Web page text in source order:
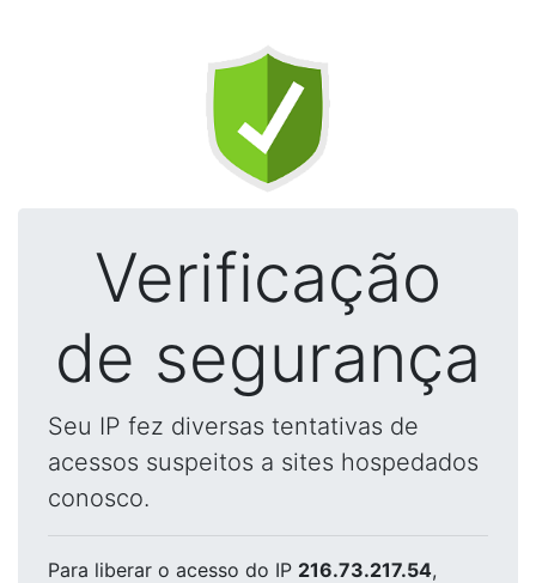
Verificação
de segurança
Seu IP fez diversas tentativas de
acessos suspeitos a sites hospedados
conosco.
Para liberar o acesso do IP 216.73.217.54,